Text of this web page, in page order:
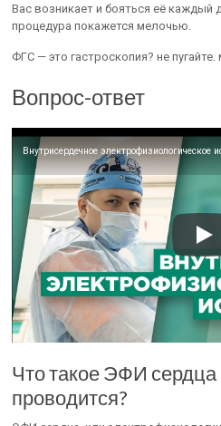
Вас возникает и бояться её каждый
процедура покажется мелочью.
ФГС — это гастроскопия? не
Вопрос-ответ
Внутрисердечное электрофизиологическое
Что такое ЭФИ сердца
проводится?